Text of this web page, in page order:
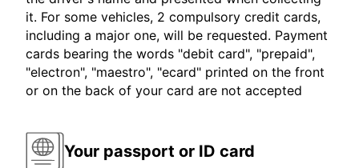
it. For some vehicles, 2 compulsory credit cards,
including a major one, will be requested. Payment
cards bearing the words "debit card", "prepaid",
"electron", "maestro", "ecard" printed on the front
or on the back of your card are not accepted
Your passport or ID card